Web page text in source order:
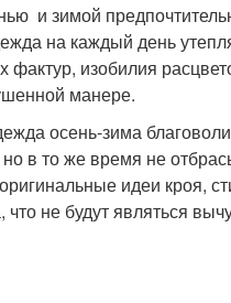
и зимой
на каждый день
изобилия
манере.
осень-зима
но в то же время не
идеи кроя,
не будут являться